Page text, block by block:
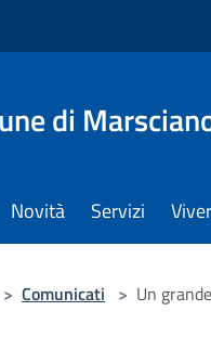
di
Novità Servizi
> Comunicati > Un